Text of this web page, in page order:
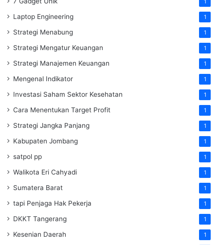
1
Laptop Engineering 1
Strategi Menabung 1
Strategi Mengatur Keuangan 1
Strategi Manajemen Keuangan 1
Mengenal Indikator 1
Investasi Saham Sektor Kesehatan 1
Cara Menentukan Target Profit 1
Strategi Jangka Panjang 1
Kabupaten Jombang 1
satpol pp 1
Walikota Eri Cahyadi 1
Sumatera Barat 1
tapi Penjaga Hak Pekerja 1
DKKT Tangerang 1
Kesenian Daerah 1